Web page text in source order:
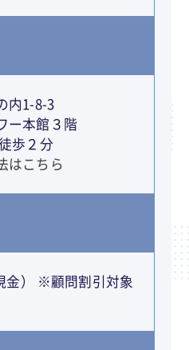
内1-8-3
ー本館３階
歩２分
はこちら
金） ※顧問割引対象